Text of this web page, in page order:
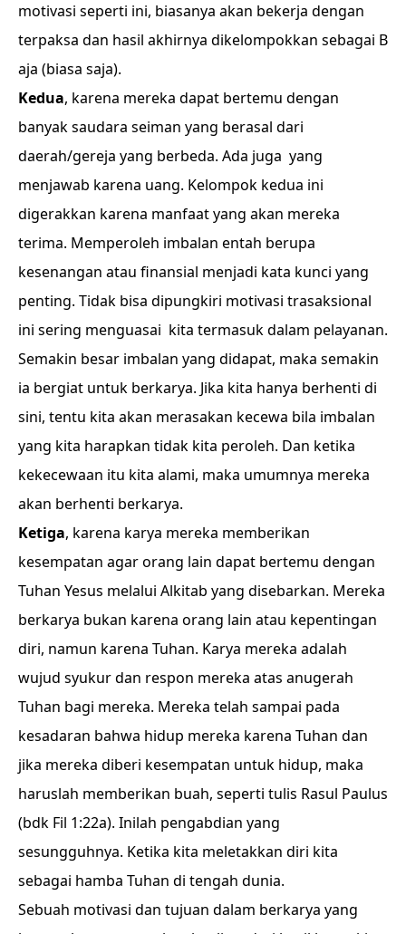
motivasi seperti ini, biasanya akan bekerja dengan
terpaksa dan hasil akhirnya dikelompokkan sebagai B
aja (biasa saja).
Kedua, karena mereka dapat bertemu dengan
banyak saudara seiman yang berasal dari
daerah/gereja yang berbeda. Ada juga yang
menjawab karena uang. Kelompok kedua ini
digerakkan karena manfaat yang akan mereka
terima. Memperoleh imbalan entah berupa
kesenangan atau finansial menjadi kata kunci yang
penting. Tidak bisa dipungkiri motivasi trasaksional
ini sering menguasai kita termasuk dalam pelayanan.
Semakin besar imbalan yang didapat, maka semakin
ia bergiat untuk berkarya. Jika kita hanya berhenti di
sini, tentu kita akan merasakan kecewa bila imbalan
yang kita harapkan tidak kita peroleh. Dan ketika
kekecewaan itu kita alami, maka umumnya mereka
akan berhenti berkarya.
Ketiga, karena karya mereka memberikan
kesempatan agar orang lain dapat bertemu dengan
Tuhan Yesus melalui Alkitab yang disebarkan. Mereka
berkarya bukan karena orang lain atau kepentingan
diri, namun karena Tuhan. Karya mereka adalah
wujud syukur dan respon mereka atas anugerah
Tuhan bagi mereka. Mereka telah sampai pada
kesadaran bahwa hidup mereka karena Tuhan dan
jika mereka diberi kesempatan untuk hidup, maka
haruslah memberikan buah, seperti tulis Rasul Paulus
(bdk Fil 1:22a). Inilah pengabdian yang
sesungguhnya. Ketika kita meletakkan diri kita
sebagai hamba Tuhan di tengah dunia.
Sebuah motivasi dan tujuan dalam berkarya yang